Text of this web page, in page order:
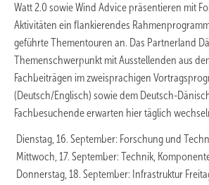
Watt 2.0 sowie Wind Advice präsentieren mit
Aktivitäten ein flankierendes
geführte Thementouren an. Das Partnerland
Themenschwerpunkt mit Ausstellenden aus
Fachbeiträgen im zweisprachigen
(Deutsch/Englisch) sowie dem Deutsch-
Fachbesuchende erwarten hier täglich
Dienstag, 16. September: Forschung und
Mittwoch, 17. September: Technik,
Donnerstag, 18. September: Infrastruktur